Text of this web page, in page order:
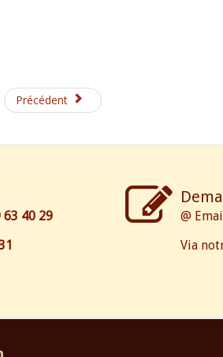
Précédent
63 40 29
@ Email
Via